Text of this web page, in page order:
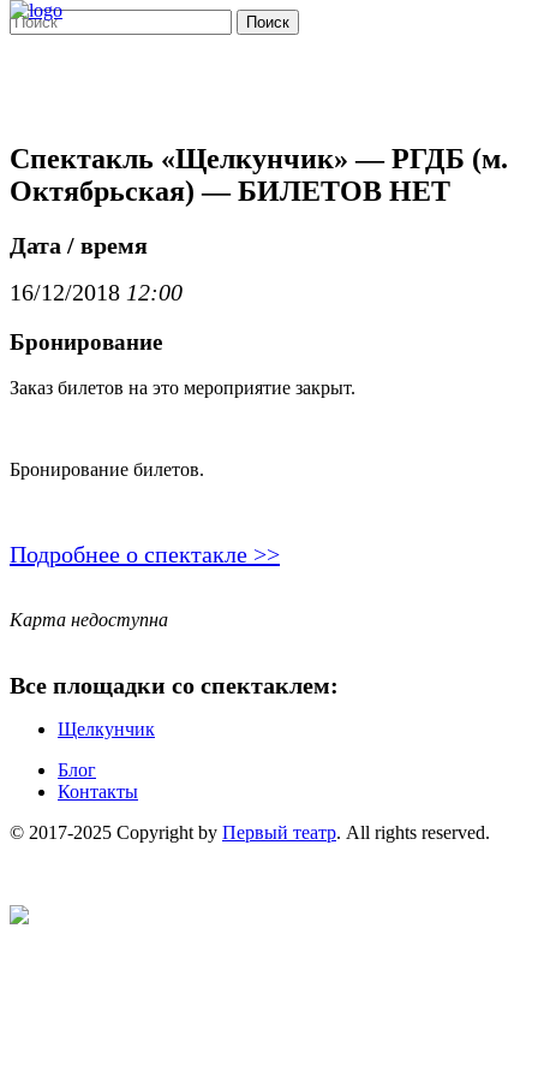
Поиск
Спектакль «Щелкунчик» — РГДБ (м.
Октябрьская) — БИЛЕТОВ НЕТ
Дата / время
16/12/2018 12:00
Бронирование
Заказ билетов на это мероприятие закрыт.
Бронирование билетов.
Подробнее о спектакле >>
Карта недоступна
Все площадки со спектаклем:
Щелкунчик
Блог
Контакты
© 2017-2025 Copyright by Первый театр. All rights reserved.